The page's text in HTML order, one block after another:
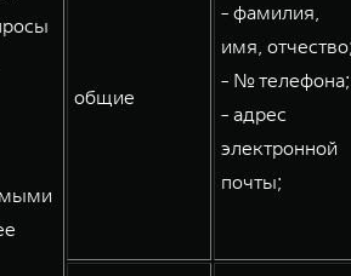
общие
- фамилия,
имя,
- № телефона;
- адрес
электронной
почты;